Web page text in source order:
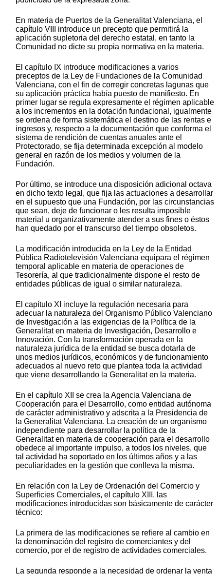
En materia de Puertos de la Generalitat Valenciana, el
capítulo VIII introduce un precepto que permitirá la
aplicación supletoria del derecho estatal, en tanto la
Comunidad no dicte su propia normativa en la materia.
El capítulo IX introduce modificaciones a varios
preceptos de la Ley de Fundaciones de la Comunidad
Valenciana, con el fin de corregir concretas lagunas que
su aplicación práctica había puesto de manifiesto. En
primer lugar se regula expresamente el régimen aplicable
a los incrementos en la dotación fundacional, igualmente
se ordena de forma sistemática el destino de las rentas e
ingresos y, respecto a la documentación que conforma el
sistema de rendición de cuentas anuales ante el
Protectorado, se fija determinada excepción al modelo
general en razón de los medios y volumen de la
Fundación.
Por último, se introduce una disposición adicional octava
en dicho texto legal, que fija las actuaciones a desarrollar
en el supuesto que una Fundación, por las circunstancias
que sean, deje de funcionar o les resulta imposible
material u organizativamente atender a sus fines o éstos
han quedado por el transcurso del tiempo obsoletos.
La modificación introducida en la Ley de la Entidad
Pública Radiotelevisión Valenciana equipara el régimen
temporal aplicable en materia de operaciones de
Tesorería, al que tradicionalmente dispone el resto de
entidades públicas de igual o similar naturaleza.
El capítulo XI incluye la regulación necesaria para
adecuar la naturaleza del Organismo Público Valenciano
de Investigación a las exigencias de la Política de la
Generalitat en materia de Investigación, Desarrollo e
Innovación. Con la transformación operada en la
naturaleza jurídica de la entidad se busca dotarla de
unos medios jurídicos, económicos y de funcionamiento
adecuados al nuevo reto que plantea toda la actividad
que viene desarrollando la Generalitat en la materia.
En el capítulo XII se crea la Agencia Valenciana de
Cooperación para el Desarrollo, como entidad autónoma
de carácter administrativo y adscrita a la Presidencia de
la Generalitat Valenciana. La creación de un organismo
independiente para desarrollar la política de la
Generalitat en materia de cooperación para el desarrollo
obedece al importante impulso, a todos los niveles, que
tal actividad ha soportado en los últimos años y a las
peculiaridades en la gestión que conlleva la misma.
En relación con la Ley de Ordenación del Comercio y
Superficies Comerciales, el capítulo XIII, las
modificaciones introducidas son básicamente de carácter
técnico:
La primera de las modificaciones se refiere al cambio en
la denominación del registro de comerciantes y del
comercio, por el de registro de actividades comerciales.
La segunda responde a la necesidad de ordenar la venta